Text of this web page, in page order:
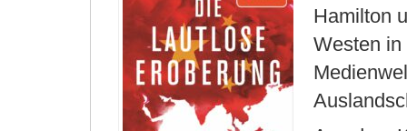
Hamilton
Westen